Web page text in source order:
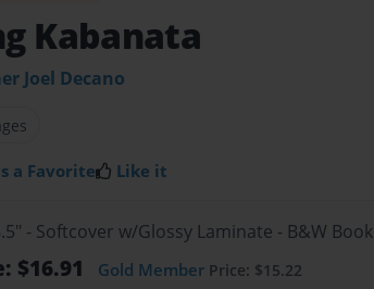
Kabanata
Joel Decano
a Favorite Like it
- Softcover w/Glossy Laminate - B&W Book
$16.91 Gold Member Price: $15.22